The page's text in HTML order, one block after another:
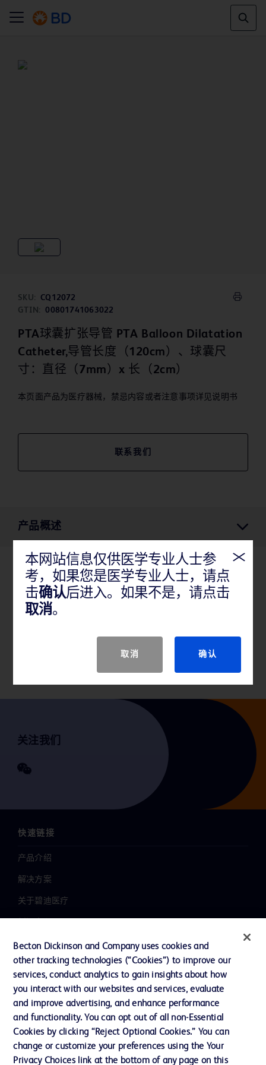
SKU:
CQ12072
GTIN:
00801741063022
PTA球囊扩张导管 PTA Balloon Dilatation
Catheter,导管长度（120cm）、球囊尺
寸：直径（7mm）x 长（2cm）
本页面产品为医疗器械，禁忌内容或者注意事项详见说明书
联系我们
产品概述
产品概述
推荐用于股动脉、髂动脉、和肾动脉的经皮腔内血管
荐本器械用于外周血管覆膜支架的后扩张。该导管不
关注我们
快速链接
产品介绍
解决方案
关于碧迪医疗
职业发展
联系我们
主动召回
联系我们
Cookie 政策
本网站信息仅供医学专业人士参
考，如果您是医学专业人士，请点
击确认后进入。如果不是，请点击
取消。
取消 确认
Becton Dickinson and Company uses cookies and
other tracking technologies (“Cookies”) to improve our
services, conduct analytics to gain insights about how
you interact with our websites and services, evaluate
and improve advertising, and enhance performance
and functionality. You can opt out of all non-Essential
Cookies by clicking “Reject Optional Cookies.” You can
change or customize your preferences using the Your
Privacy Choices link at the bottom of any page on this